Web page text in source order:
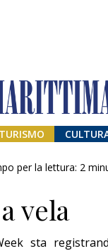
TURISMO
per la lettura: 2
vela
sta